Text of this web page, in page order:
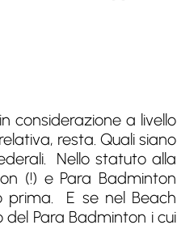
considerazione a livello
resta. Quali siano
Nello statuto alla
(!) e Para Badminton
prima. E se nel Beach
Para Badminton i cui